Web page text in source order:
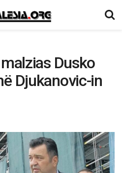
Dusko
Djukanovic-in